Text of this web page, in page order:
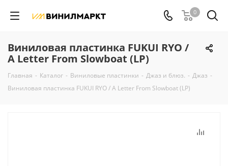
0
Виниловая пластинка FUKUI RYO /
A Letter From Slowboat (LP)
Главная - Каталог - Виниловые пластинки - Джаз и блюз. - Джаз -
Виниловая пластинка FUKUI RYO / A Letter From Slowboat (LP)